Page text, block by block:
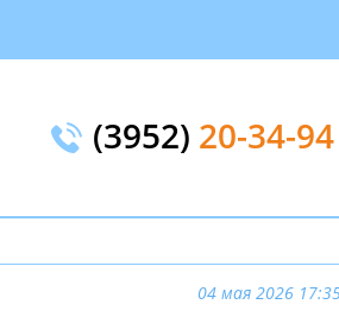
(3952) 20-34-94
04 мая 2026